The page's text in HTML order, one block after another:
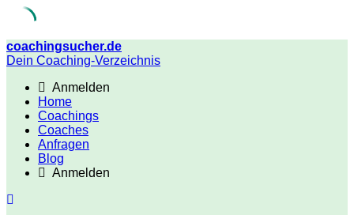
Skip
to
coachingsucher.de
Dein Coaching-Verzeichnis
Anmelden
Home
Coachings
Coaches
Anfragen
Blog
Anmelden